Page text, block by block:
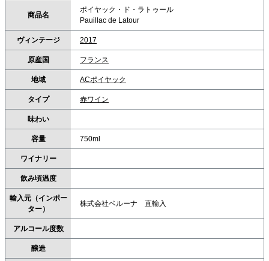
商品名
ポイヤック・ド・ラトゥール
Pauillac de Latour
ヴィンテージ 2017
原産国 フランス
地域 ACポイヤック
タイプ 赤ワイン
味わい
容量 750ml
ワイナリー
飲み頃温度
輸入元（インポー
ター）
株式会社ベルーナ 直輸入
アルコール度数
醸造